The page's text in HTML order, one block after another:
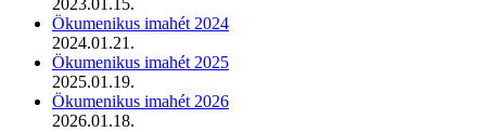
2023.01.15.
Ökumenikus imahét 2024
2024.01.21.
Ökumenikus imahét 2025
2025.01.19.
Ökumenikus imahét 2026
2026.01.18.